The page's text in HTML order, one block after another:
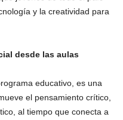
y la creatividad para
desde las aulas
educativo, es una
el pensamiento crítico,
al tiempo que conecta a